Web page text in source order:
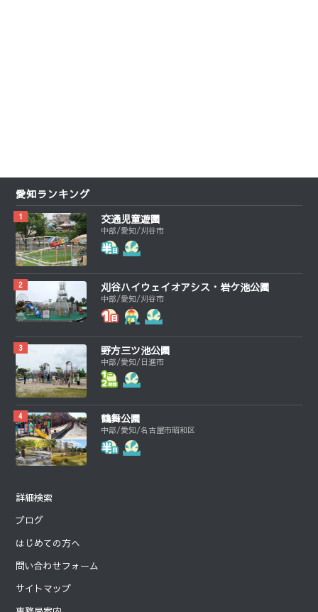
愛知ランキング
交通児童遊園
中部/愛知/刈谷市
刈谷ハイウェイオアシス・岩ケ池公園
中部/愛知/刈谷市
野方三ツ池公園
中部/愛知/日進市
鶴舞公園
中部/愛知/名古屋市昭和区
詳細検索
ブログ
はじめての方へ
問い合わせフォーム
サイトマップ